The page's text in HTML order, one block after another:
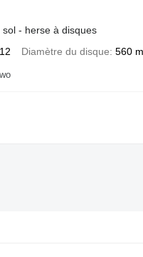
- herse à disques
12 Diamètre du disque 560